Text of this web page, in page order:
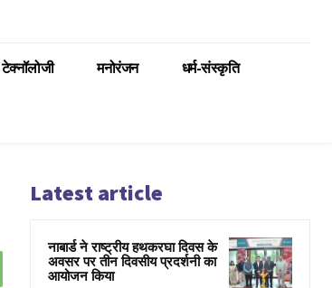
टेक्नॉलोजी मनोरंजन धर्म-संस्कृति
Latest article
नाबार्ड ने राष्ट्रीय हथकरघा दिवस के
अवसर पर तीन दिवसीय प्रदर्शनी का
आयोजन किया